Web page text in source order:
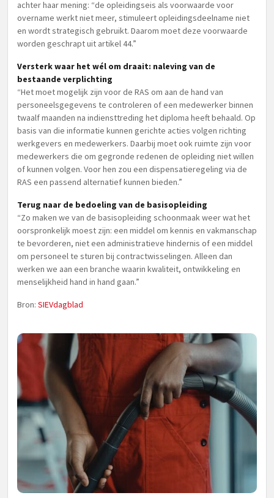
achter haar mening: “de opleidingseis als voorwaarde voor
overname werkt niet meer, stimuleert opleidingsdeelname niet
en wordt strategisch gebruikt. Daarom moet deze voorwaarde
worden geschrapt uit artikel 44.”
Versterk waar het wél om draait: naleving van de
bestaande verplichting
“Het moet mogelijk zijn voor de RAS om aan de hand van
personeelsgegevens te controleren of een medewerker binnen
twaalf maanden na indiensttreding het diploma heeft behaald. Op
basis van die informatie kunnen gerichte acties volgen richting
werkgevers en medewerkers. Daarbij moet ook ruimte zijn voor
medewerkers die om gegronde redenen de opleiding niet willen
of kunnen volgen. Voor hen zou een dispensatieregeling via de
RAS een passend alternatief kunnen bieden.”
Terug naar de bedoeling van de basisopleiding
“Zo maken we van de basisopleiding schoonmaak weer wat het
oorspronkelijk moest zijn: een middel om kennis en vakmanschap
te bevorderen, niet een administratieve hindernis of een middel
om personeel te sturen bij contractwisselingen. Alleen dan
werken we aan een branche waarin kwaliteit, ontwikkeling en
menselijkheid hand in hand gaan.”
Bron: SIEVdagblad